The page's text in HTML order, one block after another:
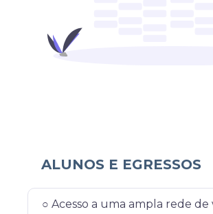
ALUNOS E EGRESSOS
○ Acesso a uma ampla rede de